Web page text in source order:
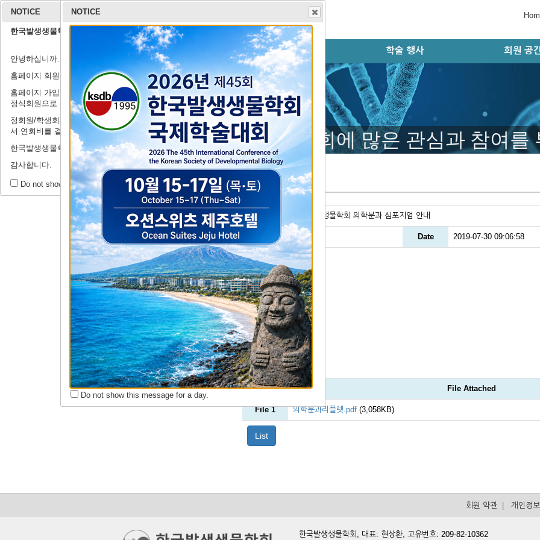
학회 소개
회장 인사말
학회 연혁
학회 회칙
연구윤리규정
임원 명단
학회지
학술지 홈페이지
편집위원회
논문 검색
투고 규정
출판 윤리 규정
논문 투고
학술 행사
학술대회 안내
모시는 글
학술대회 오시는 길
학술대회 초록 제출
등록 및 결제시스템
초록 및 등록 확인
학술대회 연혁
학술대회 자료실
행사 일정
회원 공
제44회 정기학술대회에 많은 관심과 참여를
회원 공간
공지사항
자유게시판
갤러리
회원동정
구인구직
공지사항
Title 한국발생생물학회 의학분과 심포지엄 안내
ADMIN Date 2019-07-30 09:06:58
File Attached
File 1 의학분과리플렛.pdf (3,058KB)
List
회원 약관 개인정
한국발생생물학회, 대표: 현상환, 고유번호: 209-82-10362
NOTICE
한국발생생물학회 홈페이지 회원가입 안내
안녕하십니까.
홈페이지 회원가입 관련하여 안내드립니다.
홈페이지 가입은 정식회원이 되기 전의 절차로, '연회비'를 납부하셔야
정식회원으로 인정받으실 수 있습니다.
정회원/학생회원이 되기 위해서는 '학술행사'→'등록 및 결제시스템'에
서 연회비를 결제해주시기를 부탁드립니다.
한국발생생물학회에 많은 관심과 지원을 부탁드립니다.
감사합니다.
Do not show this message for a day.
NOTICE
Do not show this message for a day.